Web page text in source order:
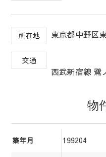
所在地 東京都中野区
交通
西武新宿線 鷺
物
築年月 199204